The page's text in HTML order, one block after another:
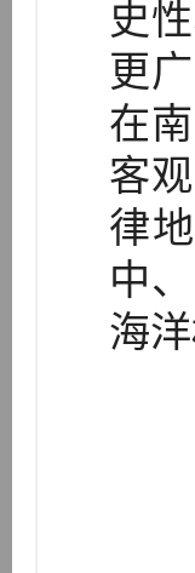
史
更
在
客
律
中
海洋